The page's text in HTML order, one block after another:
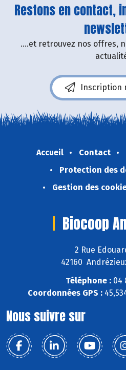
Restons en contact,
....et retrouvez nos offres,
Inscription
Accueil Contact
Protection des
Gestion des
Biocoop
2 Rue
42160
Téléphone : 04
Coordonnées GPS :
Nous suivre sur